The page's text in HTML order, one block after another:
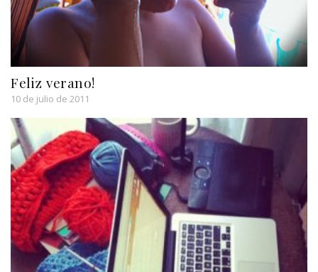
Feliz verano!
10 de julio de 2011